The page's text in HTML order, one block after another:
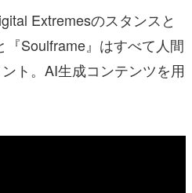
Extremesのスタンスと
『Soulframe』はすべて人間
ト。AI生成コンテンツを用